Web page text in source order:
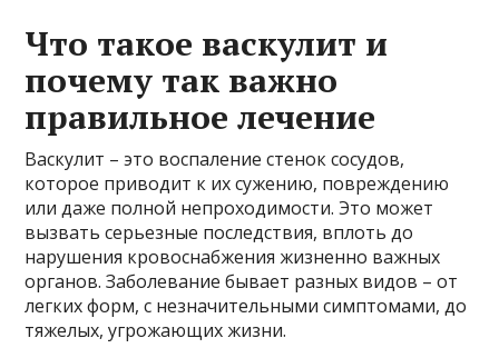
Что такое васкулит и
почему так важно
правильное лечение
Васкулит – это воспаление стенок сосудов,
которое приводит к их сужению, повреждению
или даже полной непроходимости. Это может
вызвать серьезные последствия, вплоть до
нарушения кровоснабжения жизненно важных
органов. Заболевание бывает разных видов – от
легких форм, с незначительными симптомами, до
тяжелых, угрожающих жизни.